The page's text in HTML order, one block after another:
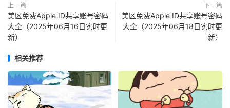
上一篇
美区免费Apple ID共享账号密码
大全（2025年06月16日实时更
新）
下一篇
美区免费Apple ID共享账号密码
大全（2025年06月18日实时更
新）
相关推荐